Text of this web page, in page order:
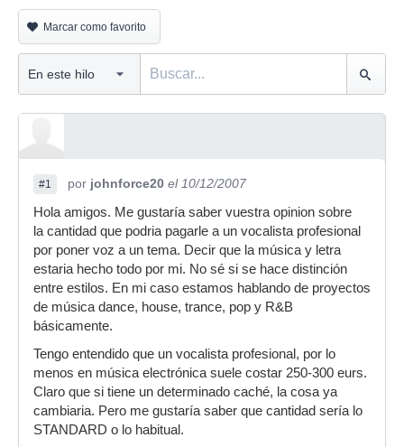
Marcar como favorito
#1 por johnforce20 el 10/12/2007
Hola amigos. Me gustaría saber vuestra opinion sobre
la cantidad que podria pagarle a un vocalista profesional
por poner voz a un tema. Decir que la música y letra
estaria hecho todo por mi. No sé si se hace distinción
entre estilos. En mi caso estamos hablando de proyectos
de música dance, house, trance, pop y R&B
básicamente.
Tengo entendido que un vocalista profesional, por lo
menos en música electrónica suele costar 250-300 eurs.
Claro que si tiene un determinado caché, la cosa ya
cambiaria. Pero me gustaría saber que cantidad sería lo
STANDARD o lo habitual.